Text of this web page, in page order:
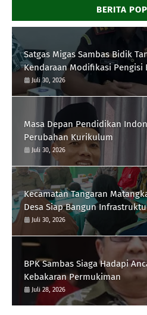
BERITA
Satgas Migas Sambas Bidik
Kendaraan Modifikasi Pengisi
Juli 30, 2026
Masa Depan Pendidikan
Perubahan Kurikulum
Juli 30, 2026
Kecamatan Tangaran
Desa Siap Bangun
Juli 30, 2026
BPK Sambas Siaga Hadapi
Kebakaran Permukiman
Juli 28, 2026